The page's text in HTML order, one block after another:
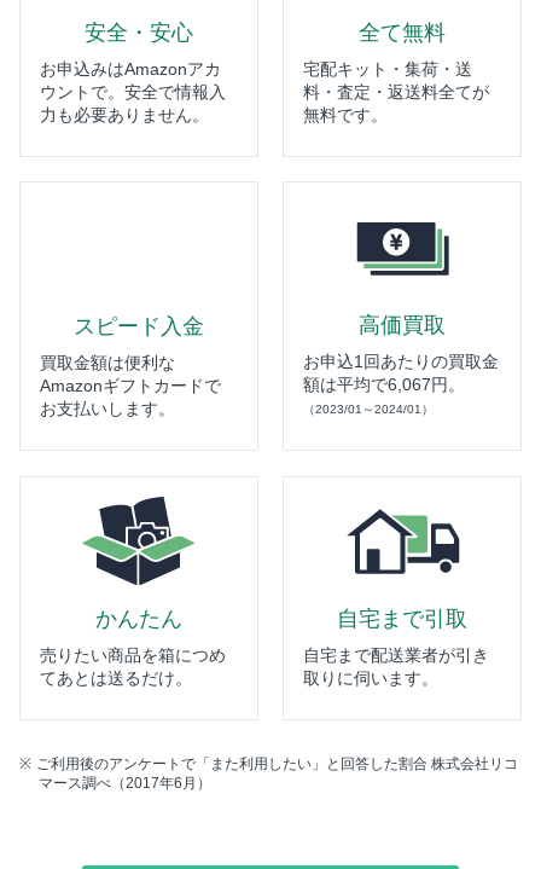
安全・安心
お申込みはAmazonアカ
ウントで。安全で情報入
力も必要ありません。
全て無料
宅配キット・集荷・送
料・査定・返送料全てが
無料です。
スピード入金
買取金額は便利な
Amazonギフトカードで
お支払いします。
高価買取
お申込1回あたりの買取金
額は平均で6,067円。
（2023/01～2024/01）
かんたん
売りたい商品を箱につめ
てあとは送るだけ。
自宅まで引取
自宅まで配送業者が引き
取りに伺います。
ご利用後のアンケートで「また利用したい」と回答した割合 株式会社リコ
マース調べ（2017年6月）